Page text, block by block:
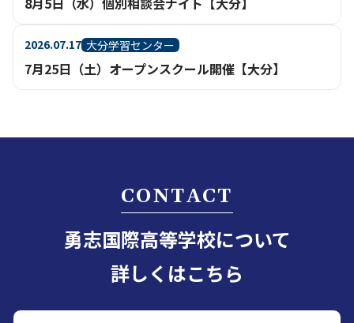
2026.07.17 大分学習センター
7月25日（土）オープンスクール開催【大分】
CONTACT
勇志国際高等学校について
詳しくはこちら